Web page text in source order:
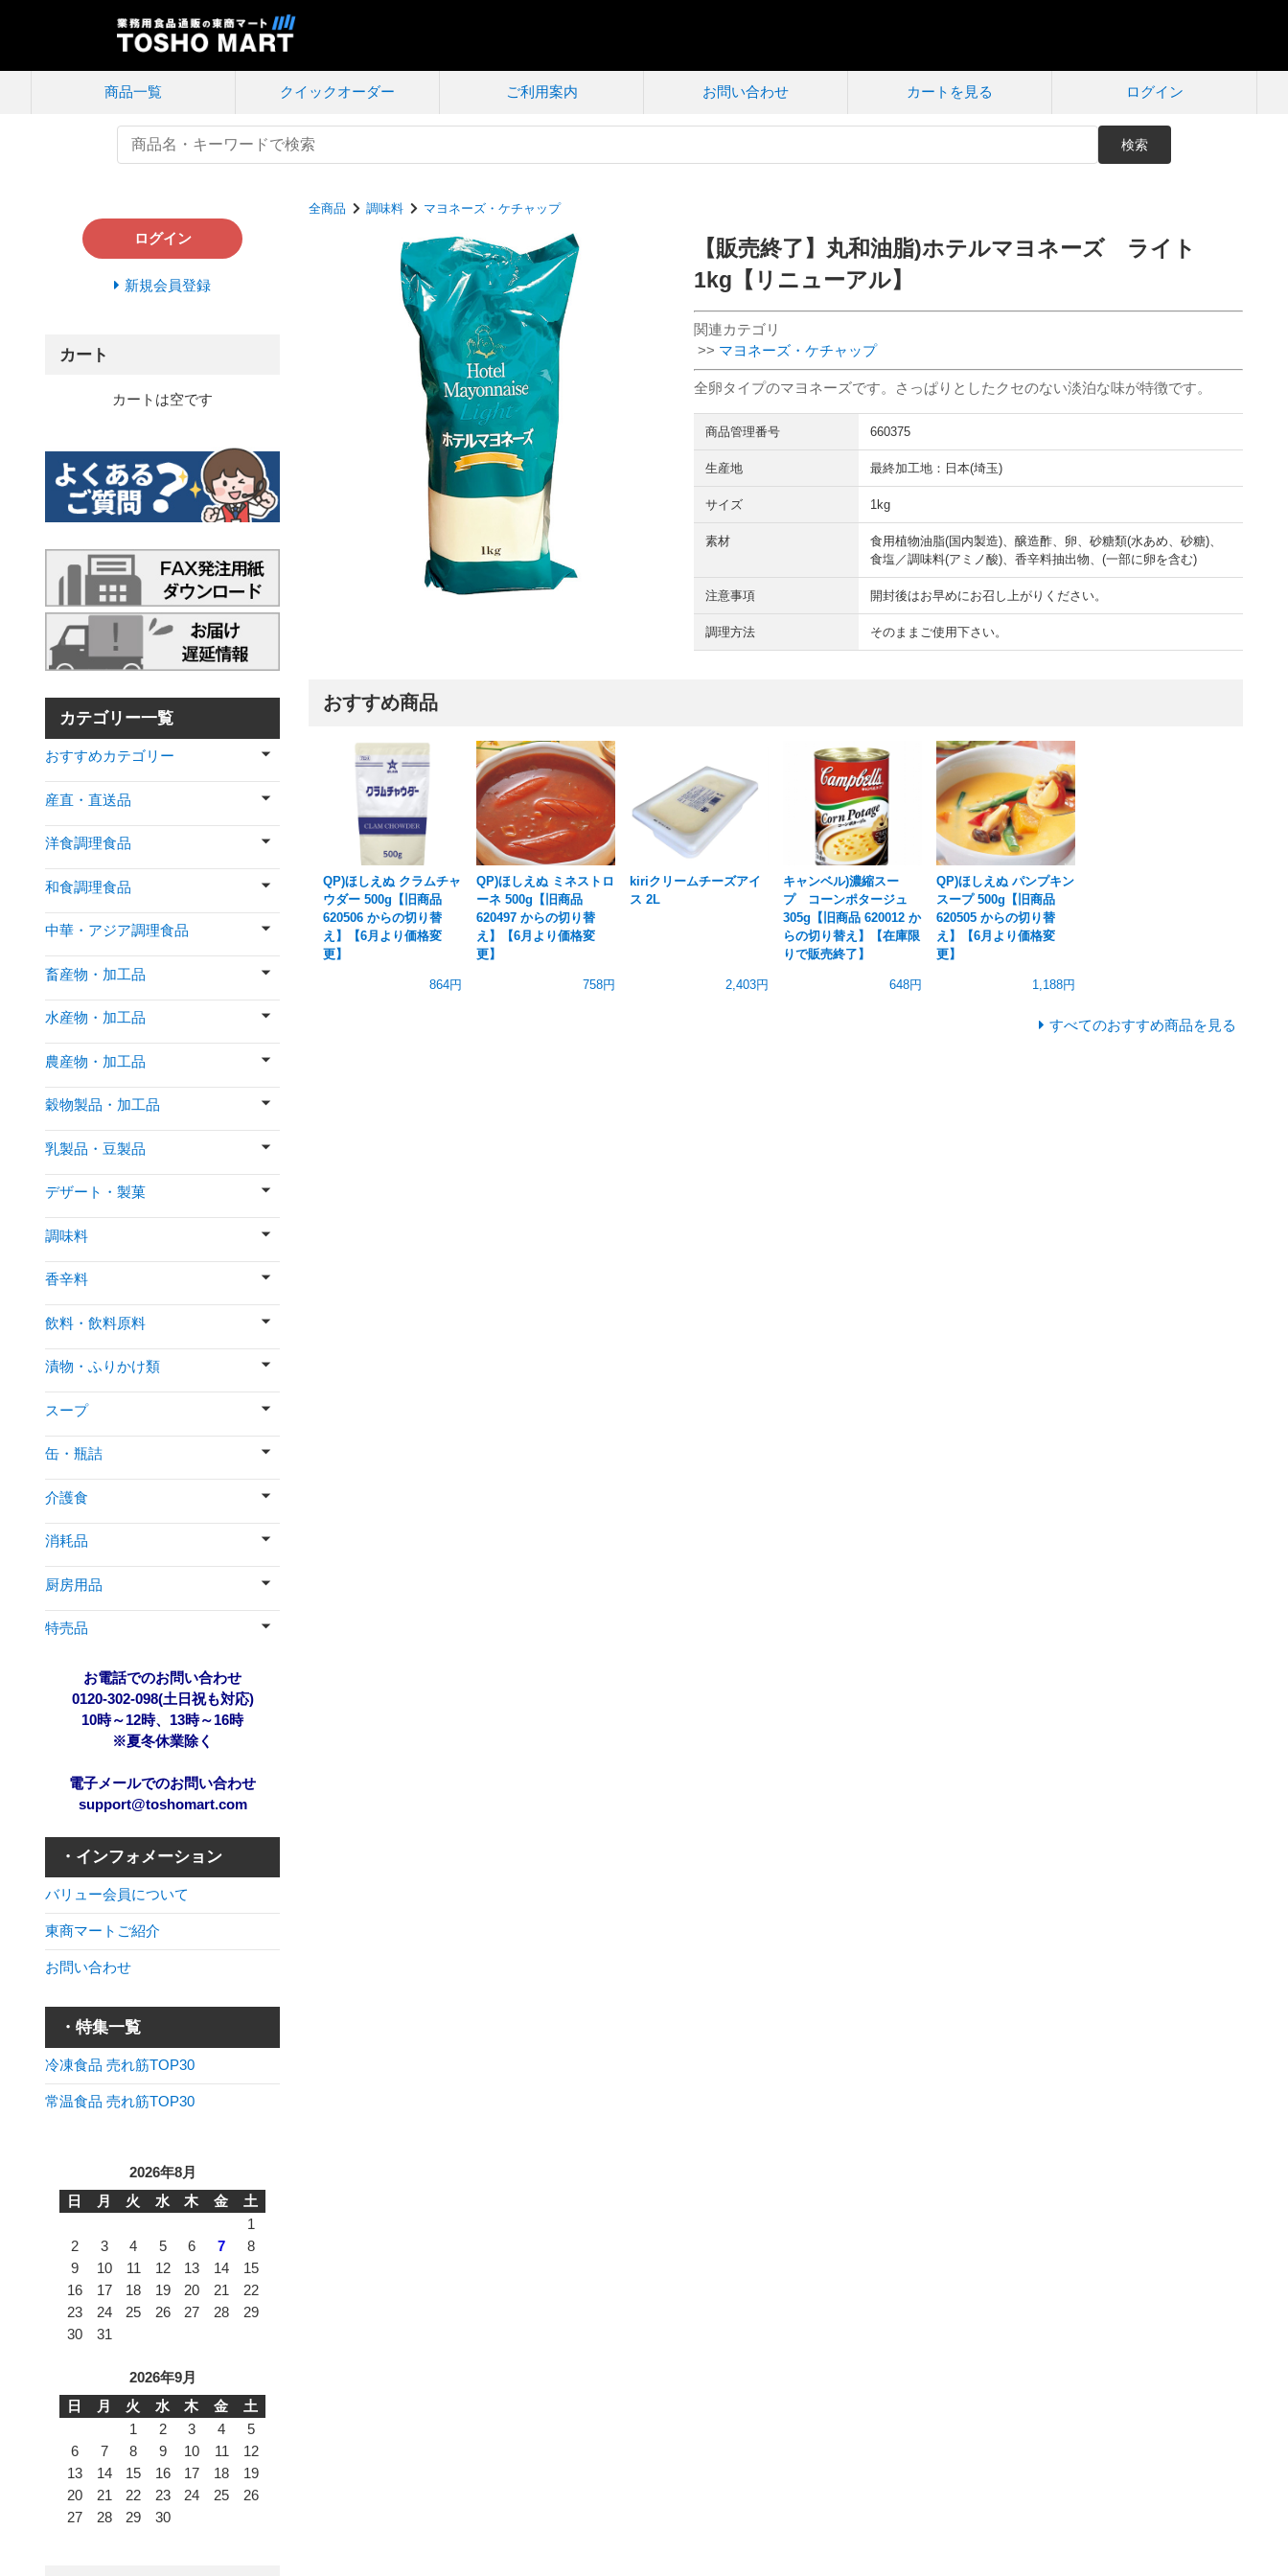
商品一覧 クイックオーダー ご利用案内 お問い合わせ カートを見る ログイン
検索
全商品 調味料 マヨネーズ・ケチャップ
【販売終了】丸和油脂)ホテルマヨネーズ ライト
1kg【リニューアル】
関連カテゴリ
>> マヨネーズ・ケチャップ
全卵タイプのマヨネーズです。さっぱりとしたクセのない淡泊な味が特徴です。
商品管理番号 660375
生産地 最終加工地：日本(埼玉)
サイズ 1kg
素材
食用植物油脂(国内製造)、醸造酢、卵、砂糖類(水あめ、砂糖)、
食塩／調味料(アミノ酸)、香辛料抽出物、(一部に卵を含む)
注意事項 開封後はお早めにお召し上がりください。
調理方法 そのままご使用下さい。
おすすめ商品
QP)ほしえぬ クラムチャ
ウダー 500g【旧商品
620506 からの切り替
え】【6月より価格変
更】
864円
QP)ほしえぬ ミネストロ
ーネ 500g【旧商品
620497 からの切り替
え】【6月より価格変
更】
758円
kiriクリームチーズアイ
ス 2L
2,403円
キャンベル)濃縮スー
プ コーンポタージュ
305g【旧商品 620012 か
らの切り替え】【在庫限
りで販売終了】
648円
QP)ほしえぬ パンプキン
スープ 500g【旧商品
620505 からの切り替
え】【6月より価格変
更】
1,188円
すべてのおすすめ商品を見る
ログイン
新規会員登録
カート
カートは空です
カテゴリー一覧
おすすめカテゴリー
産直・直送品
洋食調理食品
和食調理食品
中華・アジア調理食品
畜産物・加工品
水産物・加工品
農産物・加工品
穀物製品・加工品
乳製品・豆製品
デザート・製菓
調味料
香辛料
飲料・飲料原料
漬物・ふりかけ類
スープ
缶・瓶詰
介護食
消耗品
厨房用品
特売品
お電話でのお問い合わせ
0120-302-098(土日祝も対応)
10時～12時、13時～16時
※夏冬休業除く
電子メールでのお問い合わせ
support@toshomart.com
・インフォメーション
バリュー会員について
東商マートご紹介
お問い合わせ
・特集一覧
冷凍食品 売れ筋TOP30
常温食品 売れ筋TOP30
2026年8月
日
月 火 水 木 金
土
1
2
3 4 5 6 7
8
9
10 11 12 13 14
15
16
17 18 19 20 21
22
23
24 25 26 27 28
29
30
31
2026年9月
日
月 火 水 木 金
土
1
2 3 4
5
6
7 8 9 10 11
12
13
14 15 16 17 18
19
20
21 22 23 24 25
26
27
28 29 30